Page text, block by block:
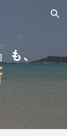
Skip to navigation
、